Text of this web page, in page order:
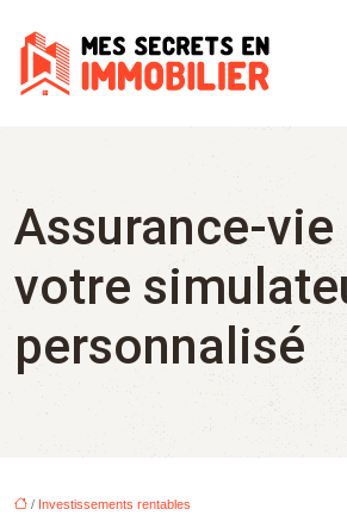
Assurance-vie
votre
personnalisé
/ Investissements rentables